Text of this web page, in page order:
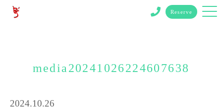
Reserve
media20241026224607638
2024.10.26